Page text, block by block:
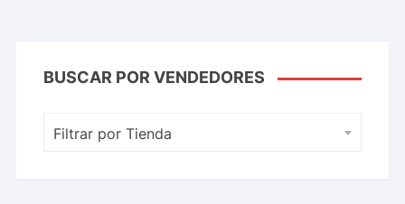
BUSCAR POR VENDEDORES
Filtrar por Tienda